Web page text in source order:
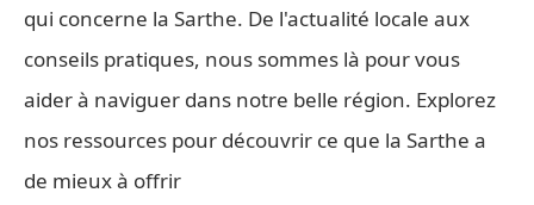
qui concerne la Sarthe. De l'actualité locale aux
conseils pratiques, nous sommes là pour vous
aider à naviguer dans notre belle région. Explorez
nos ressources pour découvrir ce que la Sarthe a
de mieux à offrir